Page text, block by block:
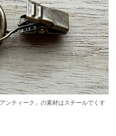
ンティーク」の素材はスチールでくす